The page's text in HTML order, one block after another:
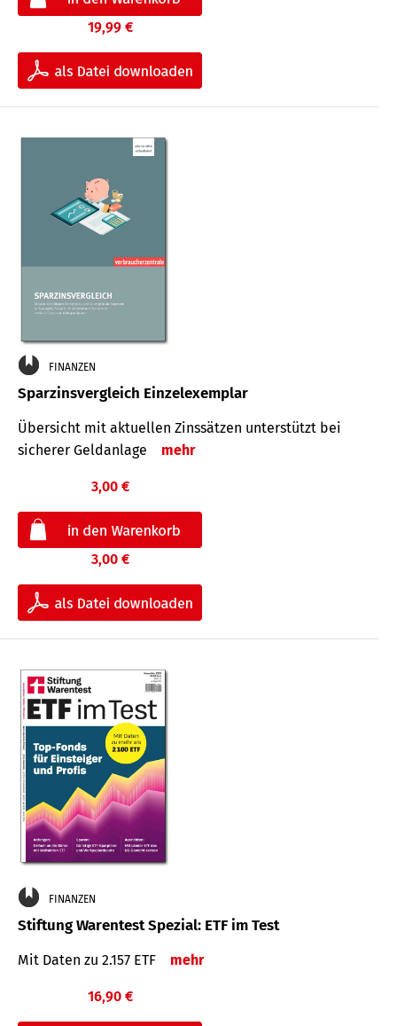
19,99 €
FINANZEN
Sparzinsvergleich Einzelexemplar
Übersicht mit aktuellen Zinssätzen unterstützt bei
sicherer Geldanlage
mehr
3,00 €
3,00 €
FINANZEN
Stiftung Warentest Spezial: ETF im Test
Mit Daten zu 2.157 ETF mehr
16,90 €